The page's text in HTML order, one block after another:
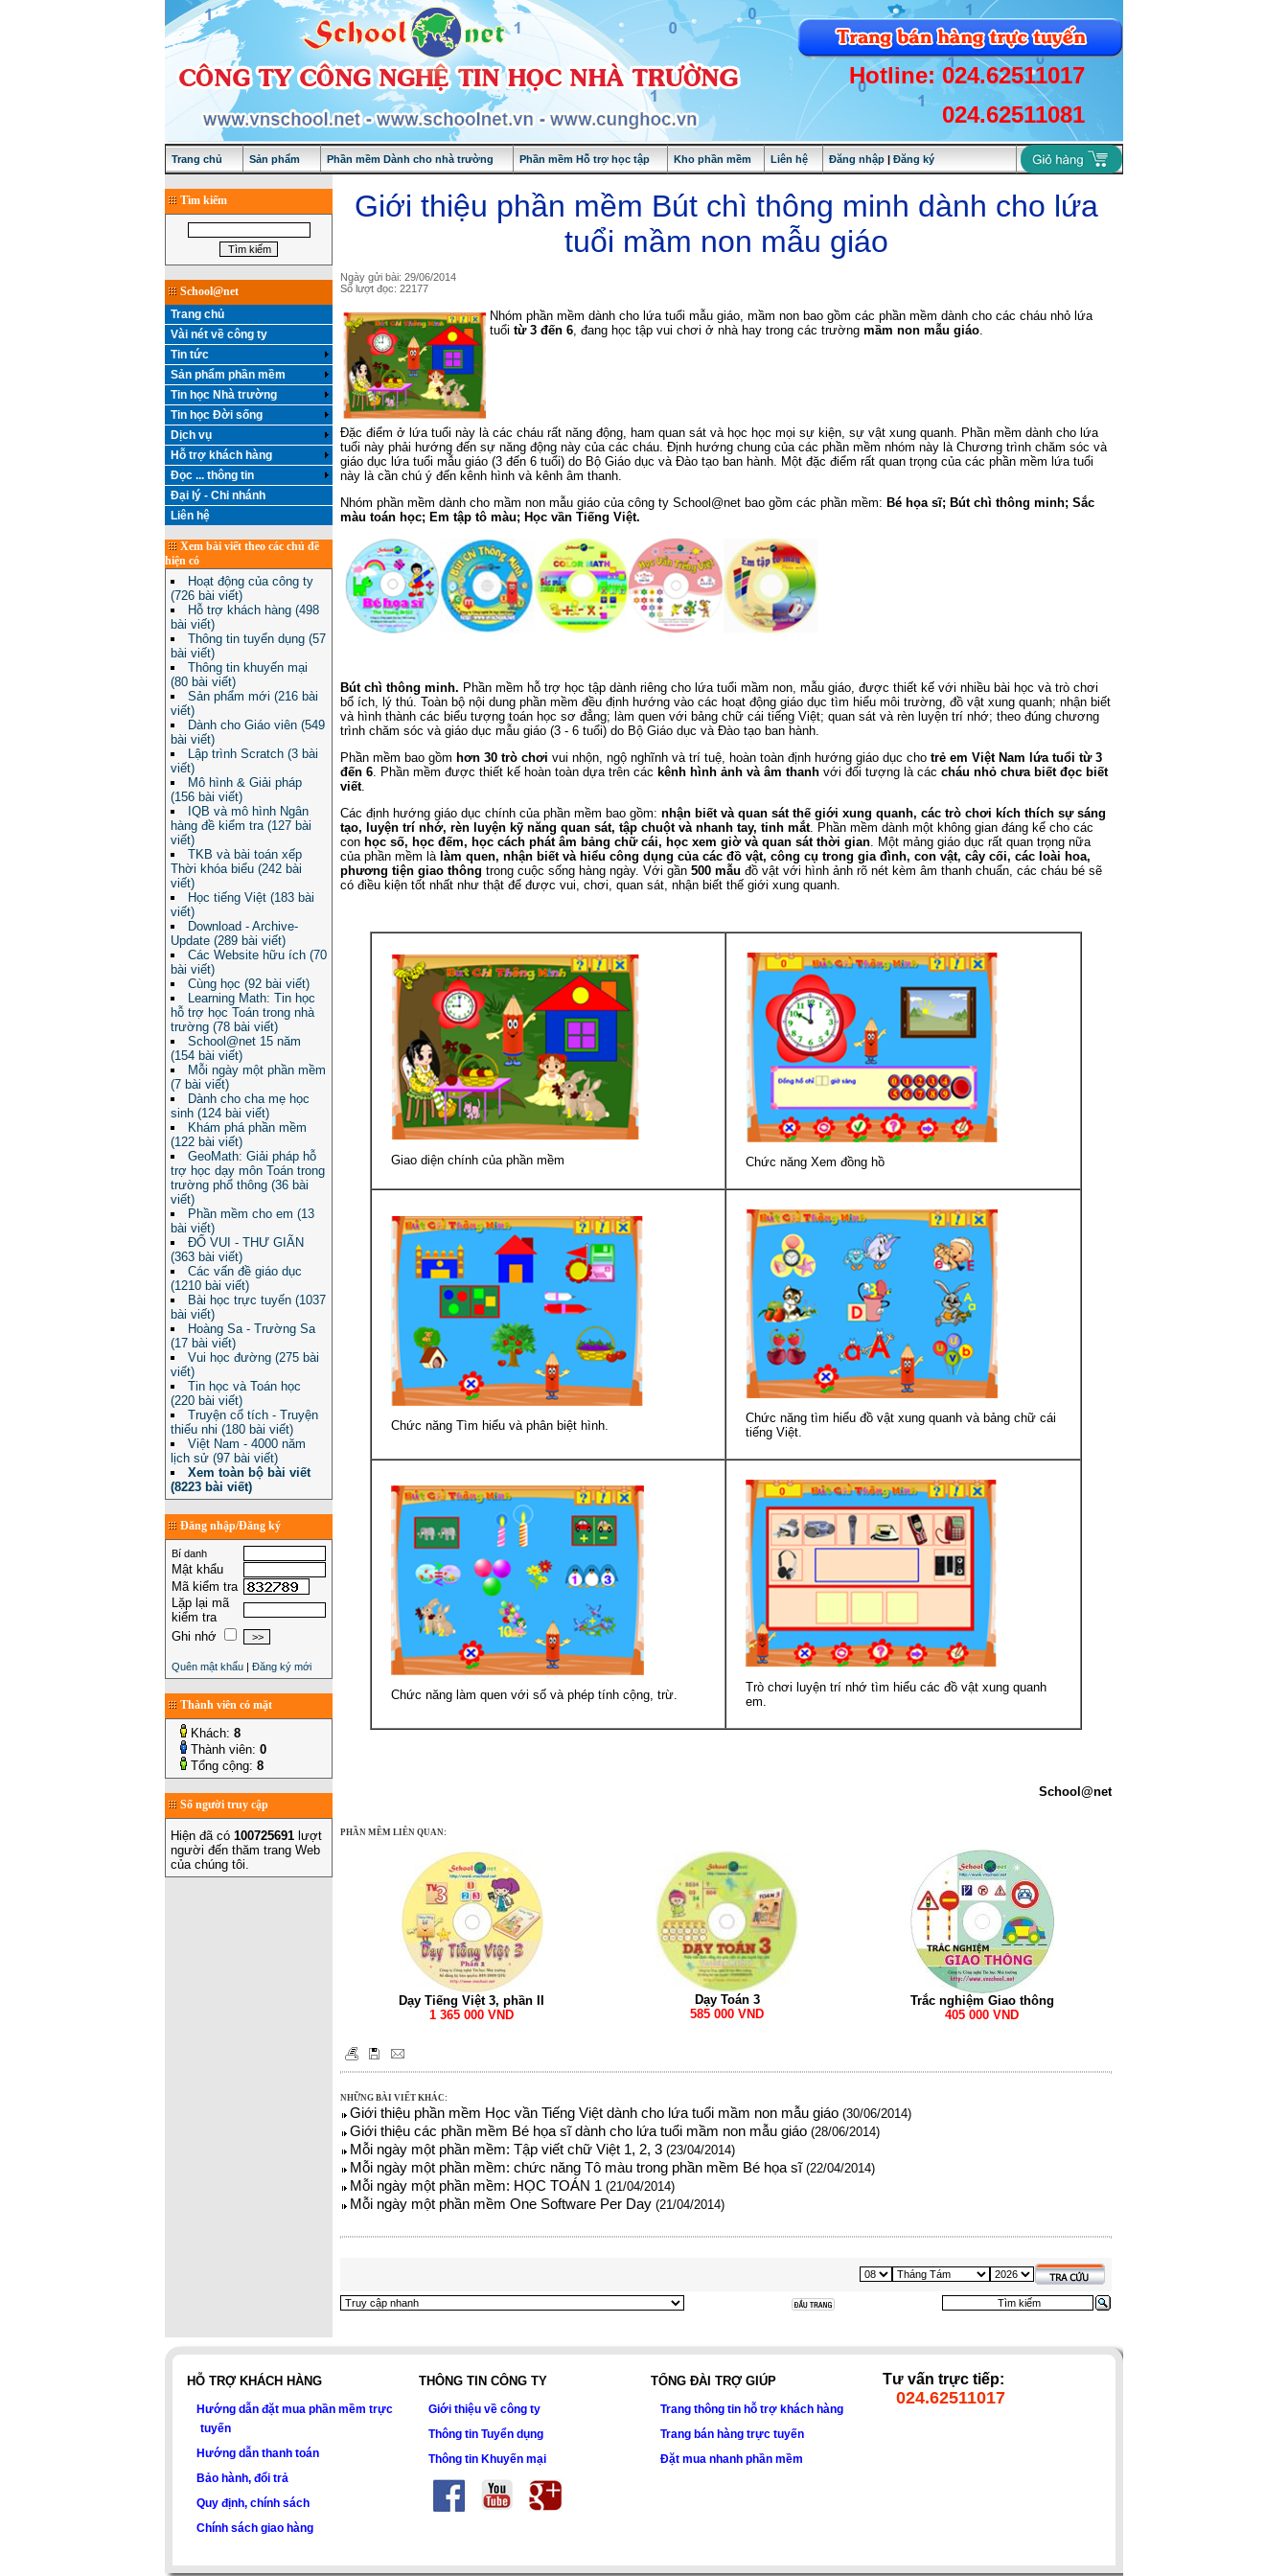
Hotline: 024.62511017
024.62511081
Trang chủ Sản phẩm Phần mềm Dành cho nhà trường Phần mềm Hỗ trợ học tập Kho phần mềm Liên hệ Đăng nhập | Đăng ký
Tìm kiếm
School@net
Trang chủ
Vài nét về công ty
Tin tức
Sản phẩm phần mềm
Tin học Nhà trường
Tin học Đời sống
Dịch vụ
Hỗ trợ khách hàng
Đọc ... thông tin
Đại lý - Chi nhánh
Liên hệ
Xem bài viết theo các chủ đề
hiện có
Hoạt động của công ty
(726 bài viết)
Hỗ trợ khách hàng (498
bài viết)
Thông tin tuyển dụng (57
bài viết)
Thông tin khuyến mại
(80 bài viết)
Sản phẩm mới (216 bài
viết)
Dành cho Giáo viên (549
bài viết)
Lập trình Scratch (3 bài
viết)
Mô hình & Giải pháp
(156 bài viết)
IQB và mô hình Ngân
hàng đề kiểm tra (127 bài
viết)
TKB và bài toán xếp
Thời khóa biểu (242 bài
viết)
Học tiếng Việt (183 bài
viết)
Download - Archive-
Update (289 bài viết)
Các Website hữu ích (70
bài viết)
Cùng học (92 bài viết)
Learning Math: Tin học
hỗ trợ học Toán trong nhà
trường (78 bài viết)
School@net 15 năm
(154 bài viết)
Mỗi ngày một phần mềm
(7 bài viết)
Dành cho cha mẹ học
sinh (124 bài viết)
Khám phá phần mềm
(122 bài viết)
GeoMath: Giải pháp hỗ
trợ học dạy môn Toán trong
trường phổ thông (36 bài
viết)
Phần mềm cho em (13
bài viết)
ĐỐ VUI - THƯ GIÃN
(363 bài viết)
Các vấn đề giáo dục
(1210 bài viết)
Bài học trực tuyến (1037
bài viết)
Hoàng Sa - Trường Sa
(17 bài viết)
Vui học đường (275 bài
viết)
Tin học và Toán học
(220 bài viết)
Truyện cổ tích - Truyện
thiếu nhi (180 bài viết)
Việt Nam - 4000 năm
lịch sử (97 bài viết)
Xem toàn bộ bài viết
(8223 bài viết)
Đăng nhập/Đăng ký
Bí danh
Mật khẩu
Mã kiểm tra
Lặp lại mã
kiểm tra
Ghi nhớ
Quên mật khẩu | Đăng ký mới
Thành viên có mặt
Khách: 8
Thành viên: 0
Tổng cộng: 8
Số người truy cập
Hiện đã có 100725691 lượt
người đến thăm trang Web
của chúng tôi.
Giới thiệu phần mềm Bút chì thông minh dành cho lứa
tuổi mầm non mẫu giáo
Ngày gửi bài: 29/06/2014
Số lượt đọc: 22177
Nhóm phần mềm dành cho lứa tuổi mẫu giáo, mầm non bao gồm các phần mềm dành cho các cháu nhỏ lứa
tuổi từ 3 đến 6 , đang học tập vui chơi ở nhà hay trong các trường mầm non mẫu giáo
Đặc điểm ở lứa tuổi này là các cháu rất năng động, ham quan sát và học học mọi sự kiện, sự vật xung quanh. Phần mềm dành cho lứa
tuổi này phải hướng đến sự năng động này của các cháu. Định hướng chung của các phần mềm nhóm này là Chương trình chăm sóc và
giáo dục lứa tuổi mẫu giáo (3 đến 6 tuổi) do Bộ Giáo dục và Đào tạo ban hành. Một đặc điểm rất quan trọng của các phần mềm lứa tuổi
này là cần chú ý đến kênh hình và kênh âm thanh.
Nhóm phần mềm dành cho mầm non mẫu giáo của công ty School@net bao gồm các phần mềm: Bé họa sĩ; Bút chì thông minh; Sắc
màu toán học; Em tập tô màu; Học vần Tiếng Việt.
Bút chì thông minh. Phần mềm hỗ trợ học tập dành riêng cho lứa tuổi mầm non, mẫu giáo, được thiết kế với nhiều bài học và trò chơi
bổ ích, lý thú. Toàn bộ nội dung phần mềm đều định hướng vào các hoạt động giáo dục tìm hiểu môi trường, đồ vật xung quanh; nhận biết
và hình thành các biểu tượng toán học sơ đẳng; làm quen với bảng chữ cái tiếng Việt; quan sát và rèn luyện trí nhớ; theo đúng chương
trình chăm sóc và giáo dục mẫu giáo (3 - 6 tuổi) do Bộ Giáo dục và Đào tạo ban hành.
Phần mềm bao gồm hơn 30 trò chơi vui nhộn, ngộ nghĩnh và trí tuệ, hoàn toàn định hướng giáo dục cho trẻ em Việt Nam lứa tuổi từ 3
đến 6. Phần mềm được thiết kế hoàn toàn dựa trên các kênh hình ảnh và âm thanh với đối tượng là các cháu nhỏ chưa biết đọc biết
viết.
Các định hướng giáo dục chính của phần mềm bao gồm: nhận biết và quan sát thế giới xung quanh, các trò chơi kích thích sự sáng
tạo, luyện trí nhớ, rèn luyện kỹ năng quan sát, tập chuột và nhanh tay, tinh mắt. Phần mềm dành một không gian đáng kể cho các
con học số, học đếm, học cách phát âm bảng chữ cái, học xem giờ và quan sát thời gian. Một mảng giáo dục rất quan trọng nữa
của phần mềm là làm quen, nhận biết và hiểu công dụng của các đồ vật, công cụ trong gia đình, con vật, cây cối, các loài hoa,
phương tiện giao thông trong cuộc sống hàng ngày. Với gần 500 mẫu đồ vật với hình ảnh rõ nét kèm âm thanh chuẩn, các cháu bé sẽ
có điều kiện tốt nhất như thật để được vui, chơi, quan sát, nhận biết thế giới xung quanh.
Giao diện chính của phần mềm Chức năng Xem đồng hồ
Chức năng Tìm hiểu và phân biệt hình.
Chức năng tìm hiểu đồ vật xung quanh và bảng chữ cái
tiếng Việt.
Chức năng làm quen với số và phép tính cộng, trừ.
Trò chơi luyện trí nhớ tìm hiểu các đồ vật xung quanh
em.
School@net
PHẦN MỀM LIÊN QUAN:
Dạy Tiếng Việt 3, phần II
1 365 000 VND
Dạy Toán 3
585 000 VND
Trắc nghiệm Giao thông
405 000 VND
NHỮNG BÀI VIẾT KHÁC:
Giới thiệu phần mềm Học vần Tiếng Việt dành cho lứa tuổi mầm non mẫu giáo (30/06/2014)
Giới thiệu các phần mềm Bé họa sĩ dành cho lứa tuổi mầm non mẫu giáo (28/06/2014)
Mỗi ngày một phần mềm: Tập viết chữ Việt 1, 2, 3 (23/04/2014)
Mỗi ngày một phần mềm: chức năng Tô màu trong phần mềm Bé họa sĩ(22/04/2014)
Mỗi ngày một phần mềm: HỌC TOÁN 1 (21/04/2014)
Mỗi ngày một phần mềm One Software Per Day (21/04/2014)
HỖ TRỢ KHÁCH HÀNG
Hướng dẫn đặt mua phần mềm trực
tuyến
Hướng dẫn thanh toán
Bảo hành, đổi trả
Quy định, chính sách
Chính sách giao hàng
THÔNG TIN CÔNG TY
Giới thiệu về công ty
Thông tin Tuyển dụng
Thông tin Khuyến mại
TỔNG ĐÀI TRỢ GIÚP
Trang thông tin hỗ trợ khách hàng
Trang bán hàng trực tuyến
Đặt mua nhanh phần mềm
Tư vấn trực tiếp:
024.62511017